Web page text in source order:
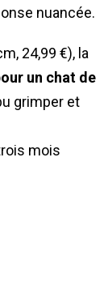
nuancée.
24,99 €), la
un chat de
grimper et
mois